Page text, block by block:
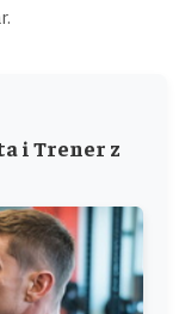
i Trener z